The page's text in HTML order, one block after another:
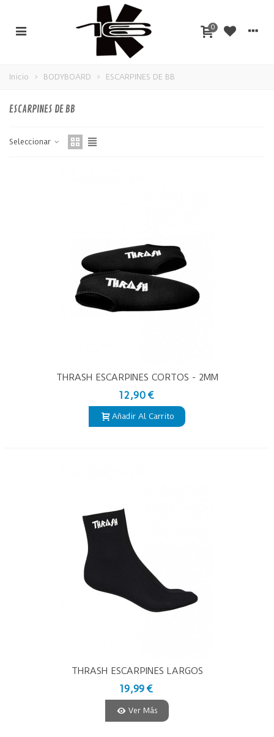
0
Inicio > BODYBOARD > ESCARPINES DE BB
ESCARPINES DE BB
Seleccionar
THRASH ESCARPINES CORTOS - 2MM
12,90 €
Añadir Al Carrito
THRASH ESCARPINES LARGOS
INVIERNO - 2MM
19,99 €
Ver Más